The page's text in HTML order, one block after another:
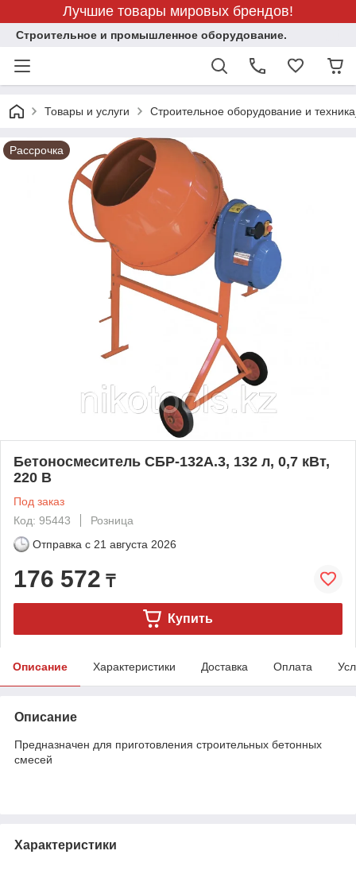
Лучшие товары мировых брендов!
Строительное и промышленное оборудование.
Товары и услуги Строительное оборудование и
Рассрочка
Бетоносмеситель СБР-132А.3, 132 л, 0,7 кВт,
220 В
Под заказ
Код: 95443
Розница
Отправка с 21 августа 2026
176 572 ₸
Купить
Описание Характеристики Доставка Оплата
Описание
Предназначен для приготовления строительных бетонных
смесей
Характеристики